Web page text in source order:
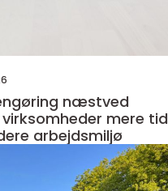
næstved
mere tid
arbejdsmiljø